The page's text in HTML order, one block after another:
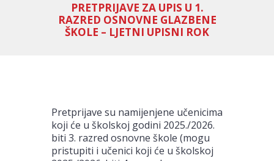
PRETPRIJAVE ZA UPIS U 1.
RAZRED OSNOVNE GLAZBENE
ŠKOLE – LJETNI UPISNI ROK
Pretprijave su namijenjene učenicima
koji će u školskoj godini 2025./2026.
biti 3. razred osnovne škole (mogu
pristupiti i učenici koji će u školskoj